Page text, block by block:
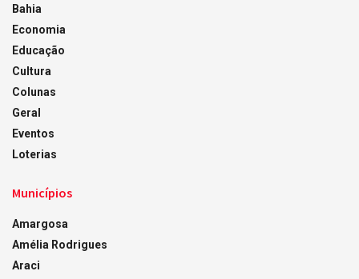
Bahia
Economia
Educação
Cultura
Colunas
Geral
Eventos
Loterias
Municípios
Amargosa
Amélia Rodrigues
Araci